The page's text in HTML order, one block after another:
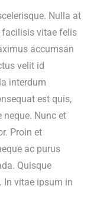
Nulla at
facilisis vitae felis
accumsan
velit id
interdum
est quis,
Nunc et
Proin et
ac purus
Quisque
In vitae ipsum in